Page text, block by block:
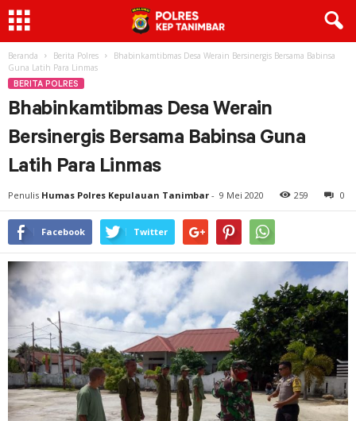
Beranda Berita Polres
Bhabinkamtibmas Desa Werain Bersinergis Bersama Babinsa
Guna Latih Para Linmas
BERITA POLRES
Bhabinkamtibmas Desa Werain
Bersinergis Bersama Babinsa Guna
Latih Para Linmas
Penulis Humas Polres Kepulauan Tanimbar - 9 Mei 2020 259 0
Facebook Twitter